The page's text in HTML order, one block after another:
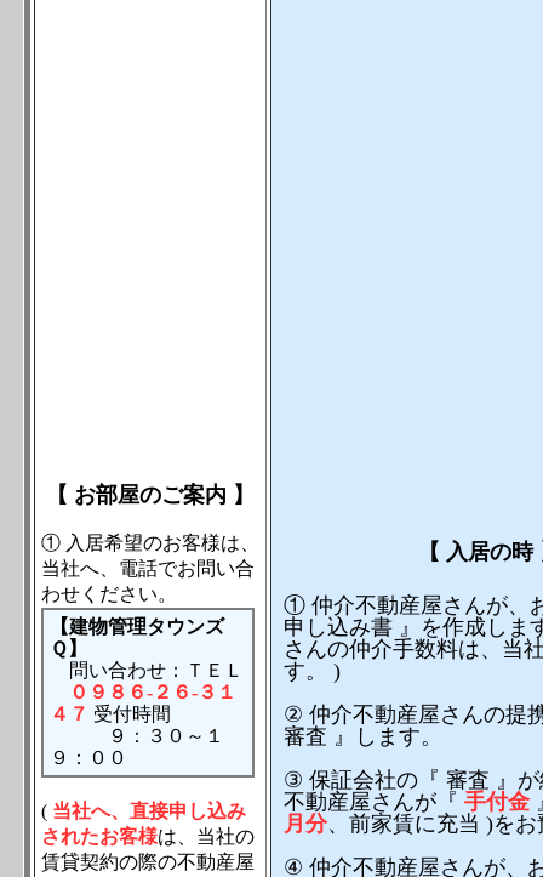
【 お部屋のご案内 】
① 入居希望のお客様は、
当社へ、電話でお問い合
わせください。
【建物管理タウンズ
Ｑ】
問い合わせ：ＴＥＬ
０９８６-２６-３１
４７ 受付時間
９：３０～１
９：００
( 当社へ、直接申し込み
されたお客様は、当社の
賃貸契約の際の不動産屋
【 入居の時
① 仲介不動産屋さんが、
申し込み書 』を作成しま
さんの仲介手数料は、当
す。 )
② 仲介不動産屋さんの提
審査 』します。
③ 保証会社の『 審査 』
不動産屋さんが『 手付金
月分、前家賃に充当 )を
④ 仲介不動産屋さんが、